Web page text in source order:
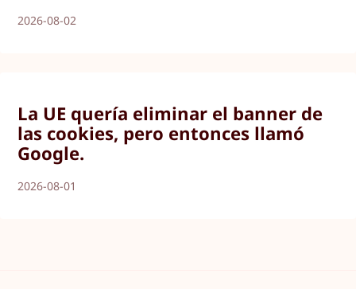
2026-08-02
La UE quería eliminar el banner de
las cookies, pero entonces llamó
Google.
2026-08-01